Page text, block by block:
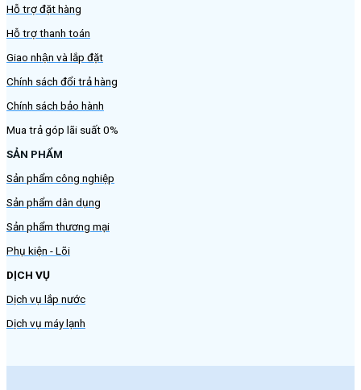
Hỗ trợ đặt hàng
Hỗ trợ thanh toán
Giao nhận và lắp đặt
Chính sách đổi trả hàng
Chính sách bảo hành
Mua trả góp lãi suất 0%
SẢN PHẨM
Sản phẩm công nghiệp
Sản phẩm dân dụng
Sản phẩm thương mại
Phụ kiện - Lõi
DỊCH VỤ
Dịch vụ lắp nước
Dịch vụ máy lạnh